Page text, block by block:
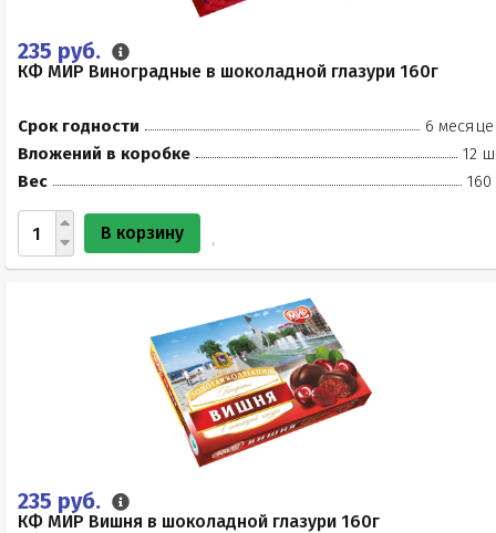
235 руб.
КФ МИР Виноградные в шоколадной глазури 160г
Срок годности
6
Вложений в коробке
12
Вес
160
В корзину
235 руб.
КФ МИР Вишня в шоколадной глазури 160г